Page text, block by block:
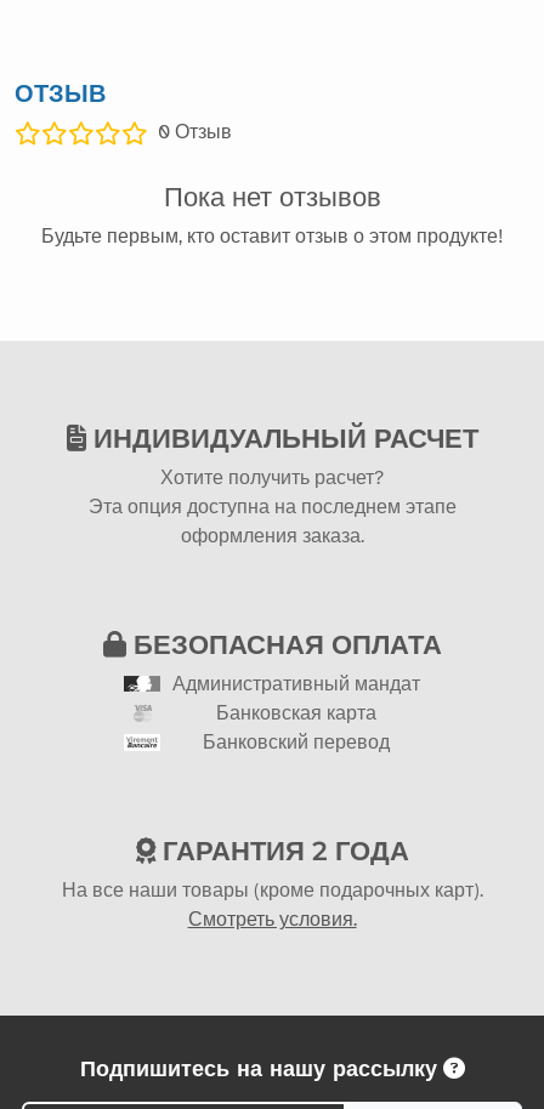
ОТЗЫВ
0 Отзыв
Пока нет отзывов
Будьте первым, кто оставит отзыв о этом продукте!
ИНДИВИДУАЛЬНЫЙ РАСЧЕТ
Хотите получить расчет?
Эта опция доступна на последнем этапе
оформления заказа.
БЕЗОПАСНАЯ ОПЛАТА
Административный мандат
Банковская карта
Банковский перевод
ГАРАНТИЯ 2 ГОДА
На все наши товары (кроме подарочных карт).
Смотреть условия.
Подпишитесь на нашу рассылку